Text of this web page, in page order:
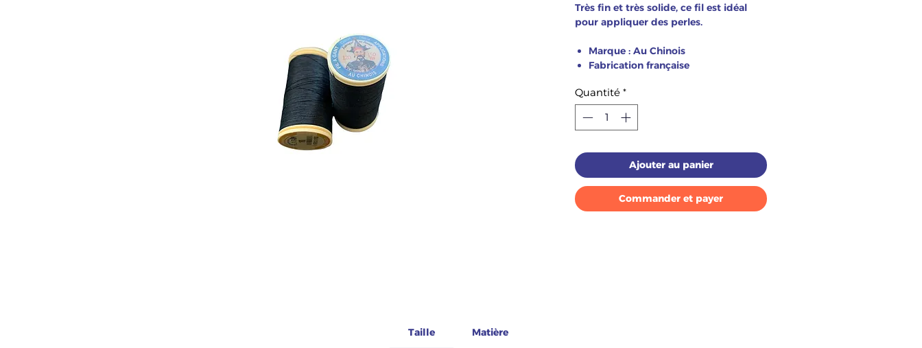
Très fin et très solide, ce fil est idéal
pour appliquer des perles.
Marque : Au Chinois
Fabrication française
Quantité *
Ajouter au panier
Commander et payer
Taille Matière